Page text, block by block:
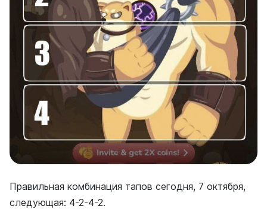
Правильная комбинация тапов сегодня, 7 октября,
следующая: 4-2-4-2.